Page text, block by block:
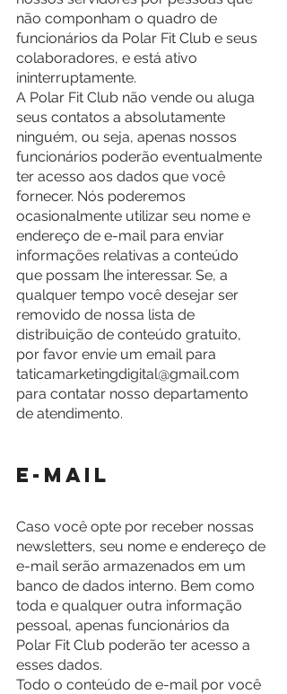
não componham o quadro de
funcionários da Polar Fit Club e seus
colaboradores, e está ativo
ininterruptamente.
A Polar Fit Club não vende ou aluga
seus contatos a absolutamente
ninguém, ou seja, apenas nossos
funcionários poderão eventualmente
ter acesso aos dados que você
fornecer. Nós poderemos
ocasionalmente utilizar seu nome e
endereço de e-mail para enviar
informações relativas a conteúdo
que possam lhe interessar. Se, a
qualquer tempo você desejar ser
removido de nossa lista de
distribuição de conteúdo gratuito,
por favor envie um email para
taticamarketingdigital@gmail.com
para contatar nosso departamento
de atendimento.
E-mail
Caso você opte por receber nossas
newsletters, seu nome e endereço de
e-mail serão armazenados em um
banco de dados interno. Bem como
toda e qualquer outra informação
pessoal, apenas funcionários da
Polar Fit Club poderão ter acesso a
esses dados.
Todo o conteúdo de e-mail por você